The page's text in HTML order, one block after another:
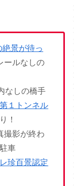
景が待っ
ールなしの
なしの橋手
１トンネル
！
撮影が終わ
車
珍百景認定